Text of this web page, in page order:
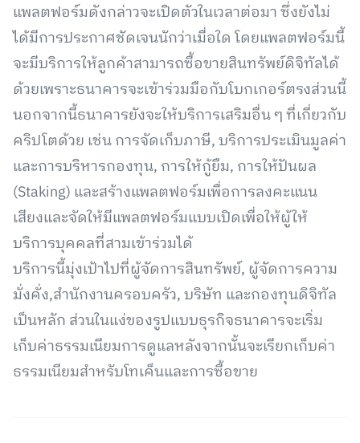
แพลตฟอร์มดังกล่าวจะเปิดตัวในเวลาต่อมา ซึ่งยังไม่
ได้มีการประกาศชัดเจนนักว่าเมื่อใด โดยแพลตฟอร์มนี้
จะมีบริการให้ลูกค้าสามารถซื้อขายสินทรัพย์ดิจิทัลได้
ด้วยเพราะธนาคารจะเข้าร่วมมือกับโบกเกอร์ตรงส่วนนี้
นอกจากนี้ธนาคารยังจะให้บริการเสริมอื่น ๆ ที่เกี่ยวกับ
คริปโตด้วย เช่น การจัดเก็บภาษี, บริการประเมินมูลค่า
และการบริหารกองทุน, การให้กู้ยืม, การให้ปันผล
(Staking) และสร้างแพลตฟอร์มเพื่อการลงคะแนน
เสียงและจัดให้มีแพลตฟอร์มแบบเปิดเพื่อให้ผู้ให้
บริการบุคคลที่สามเข้าร่วมได้
บริการนี้มุ่งเป้าไปที่ผู้จัดการสินทรัพย์, ผู้จัดการความ
มั่งคั่ง,สำนักงานครอบครัว, บริษัท และกองทุนดิจิทัล
เป็นหลัก ส่วนในแง่ของรูปแบบธุรกิจธนาคารจะเริ่ม
เก็บค่าธรรมเนียมการดูแลหลังจากนั้นจะเรียกเก็บค่า
ธรรมเนียมสำหรับโทเค็นและการซื้อขาย